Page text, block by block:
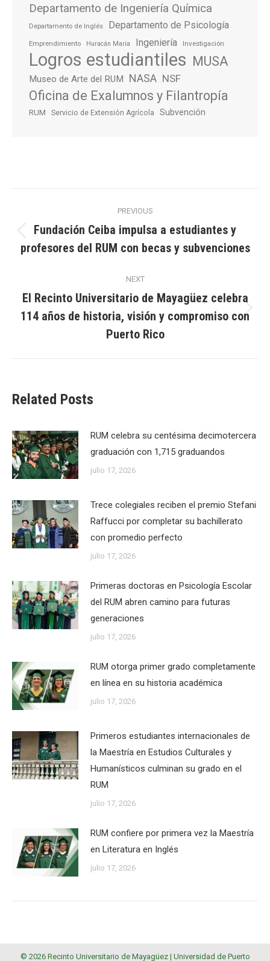
Departamento de Ingeniería Química
Departamento de Inglés Departamento de Psicología
Emprendimiento Huracán María Ingeniería Investigación
Logros estudiantiles MUSA
Museo de Arte del RUM NASA NSF
Oficina de Exalumnos y Filantropía
RUM Servicio de Extensión Agrícola Subvención
navigation
PREVIOUS
post:
Fundación Ceiba impulsa a estudiantes y
profesores del RUM con becas y subvenciones
NEXT
Next
post:
El Recinto Universitario de Mayagüez celebra
114 años de historia, visión y compromiso con
Puerto Rico
Related Posts
RUM celebra su centésima decimotercera
graduación con 1,715 graduandos
julio 17, 2026
Trece colegiales reciben el premio Stefani
Raffucci por completar su bachillerato
con promedio perfecto
julio 17, 2026
Primeras doctoras en Psicología Escolar
del RUM abren camino para futuras
generaciones
julio 17, 2026
RUM otorga primer grado completamente
en línea en su historia académica
julio 17, 2026
Primeros estudiantes internacionales de
la Maestría en Estudios Culturales y
Humanísticos culminan su grado en el
RUM
julio 17, 2026
RUM confiere por primera vez la Maestría
en Literatura en Inglés
julio 17, 2026
© 2026 Recinto Universitario de Mayagüez | Universidad de Puerto